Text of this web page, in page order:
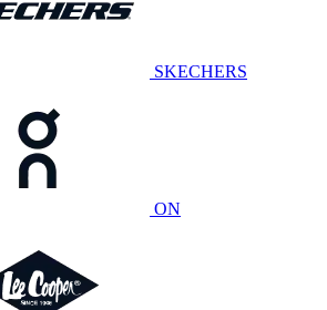
SKECHERS
ON